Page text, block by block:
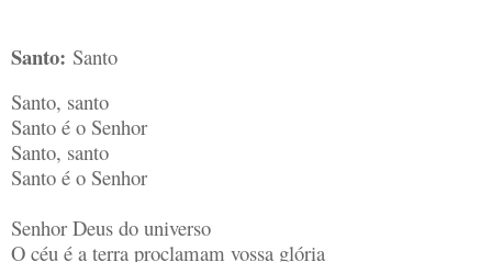
Santo: Santo
Santo, santo
Santo é o Senhor
Santo, santo
Santo é o Senhor
Senhor Deus do universo
O céu é a terra proclamam vossa glória